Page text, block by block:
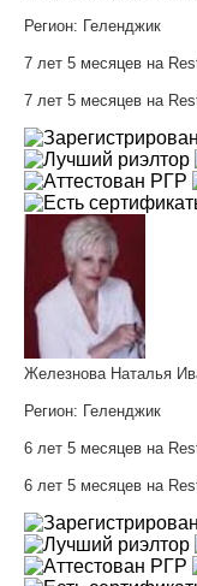
Регион: Геленджик
7 лет 5 месяцев на
7 лет 5 месяцев на
Железнова Наталья
Регион: Геленджик
6 лет 5 месяцев на
6 лет 5 месяцев на